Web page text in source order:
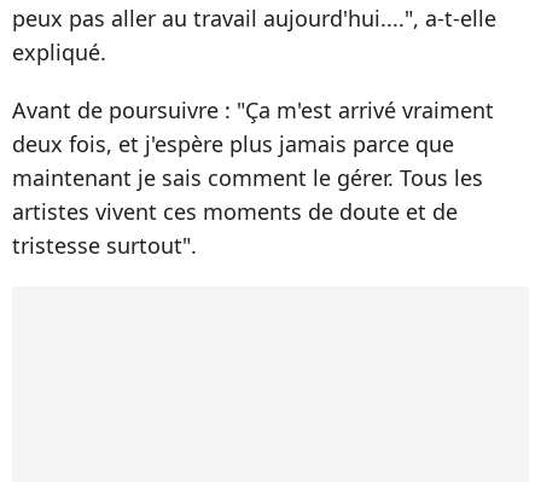
peux pas aller au travail aujourd'hui....", a-t-elle
expliqué.
Avant de poursuivre : "Ça m'est arrivé vraiment
deux fois, et j'espère plus jamais parce que
maintenant je sais comment le gérer. Tous les
artistes vivent ces moments de doute et de
tristesse surtout".